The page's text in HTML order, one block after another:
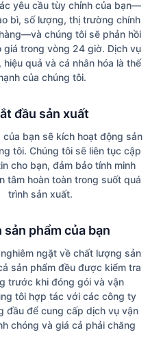
yêu cầu tùy chỉnh của bạn—
bì, số lượng, thị trường chính
chúng tôi sẽ phản hồi
giá trong vòng 24 giờ. Dịch vụ
hiệu quả và cá nhân hóa là thế
của chúng tôi.
đầu sản xuất
bạn sẽ kích hoạt động sản
tôi. Chúng tôi sẽ liên tục cập
cho bạn, đảm bảo tính minh
tâm hoàn toàn trong suốt quá
trình sản xuất.
sản phẩm của bạn
ngặt về chất lượng sản
sản phẩm đều được kiểm tra
trước khi đóng gói và vận
tôi hợp tác với các công ty
đầu để cung cấp dịch vụ vận
chóng và giá cả phải chăng